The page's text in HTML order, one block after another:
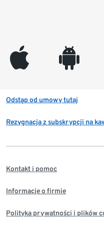
appleinc android
Odstąp od umowy tutaj
Rezygnacja z subskrypcji na
Kontakt i pomoc
Informacje o firmie
Polityka prywatności i plików